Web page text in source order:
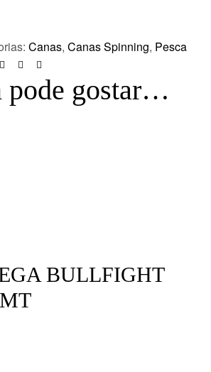
Canas, Canas Spinning, Pesca
pode gostar…
BULLFIGHT